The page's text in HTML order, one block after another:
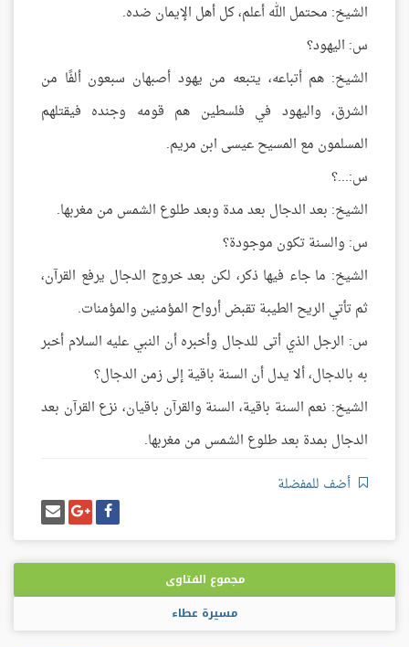
الشيخ: محتمل الله أعلم، كل أهل الإيمان ضده.
س: اليهود؟
الشيخ: هم أتباعه، يتبعه من يهود أصبهان سبعون ألفًا من
الشرق، واليهود في فلسطين هم قومه وجنده فيقتلهم
المسلمون مع المسيح عيسى ابن مريم.
س:...؟
الشيخ: بعد الدجال بعد مدة وبعد طلوع الشمس من مغربها.
س: والسنة تكون موجودة؟
الشيخ: ما جاء فيها ذكر، لكن بعد خروج الدجال يرفع القرآن،
ثم تأتي الريح الطيبة تقبض أرواح المؤمنين والمؤمنات.
س: الرجل الذي أتى للدجال وأخبره أن النبي عليه السلام أخبر
به بالدجال، ألا يدل أن السنة باقية إلى زمن الدجال؟
الشيخ: نعم السنة باقية، السنة والقرآن باقيان، نزع القرآن بعد
الدجال بمدة بعد طلوع الشمس من مغربها.
أضف للمفضلة
شارك
على
فيسبوك
شارك
على
غوغل
بلس
إرسل
إيميل
مجموع الفتاوى
مسيرة عطاء